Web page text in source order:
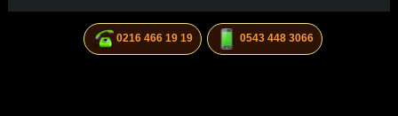
0216 466 19 19 0543 448 3066